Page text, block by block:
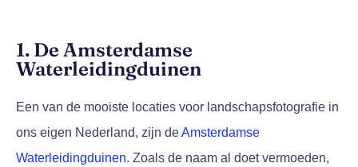
1. De Amsterdamse
Waterleidingduinen
Een van de mooiste locaties voor landschapsfotografie in
ons eigen Nederland, zijn deAmsterdamse
Waterleidingduinen. Zoals de naam al doet vermoeden,